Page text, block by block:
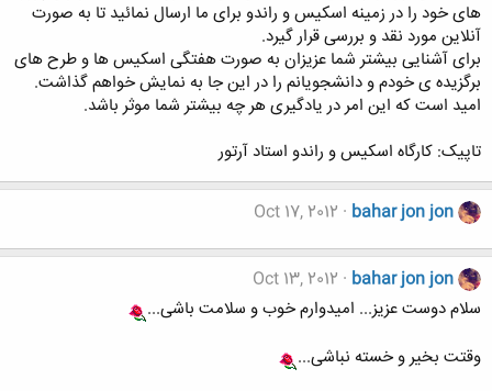
های خود را در زمینه اسکیس و راندو برای ما ارسال نمائید تا به صورت
آنلاین مورد نقد و بررسی قرار گیرد.
برای آشنایی بیشتر شما عزیزان به صورت هفتگی اسکیس ها و طرح های
برگزیده ی خودم و دانشجویانم را در این جا به نمایش خواهم گذاشت.
امید است که این امر در یادگیری هر چه بیشتر شما موثر باشد.
تاپیک: کارگاه اسکیس و راندو استاد آرتور
bahar jon jon
Oct 17, 2012
bahar jon jon
Oct 13, 2012
سلام دوست عزیز... امیدوارم خوب و سلامت باشی...
وقتت بخیر و خسته نباشی...